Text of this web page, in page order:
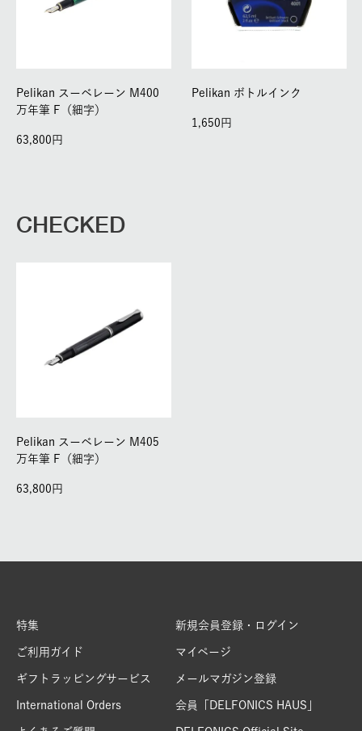
Pelikan スーベレーン M400
万年筆 F（細字）
63,800
Pelikan ボトルインク
1,650
CHECKED
Pelikan スーベレーン M405
万年筆 F（細字）
63,800
特集
ご利用ガイド
ギフトラッピングサービス
International Orders
新規会員登録・ログイン
マイページ
メールマガジン登録
会員「DELFONICS HAUS」